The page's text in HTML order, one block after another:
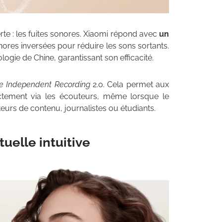
: les fuites sonores. Xiaomi répond avec un
inversées pour réduire les sons sortants.
de Chine, garantissant son efficacité.
Independent Recording2.0. Cela permet aux
via les écouteurs, même lorsque le
de contenu, journalistes ou étudiants.
intuitive